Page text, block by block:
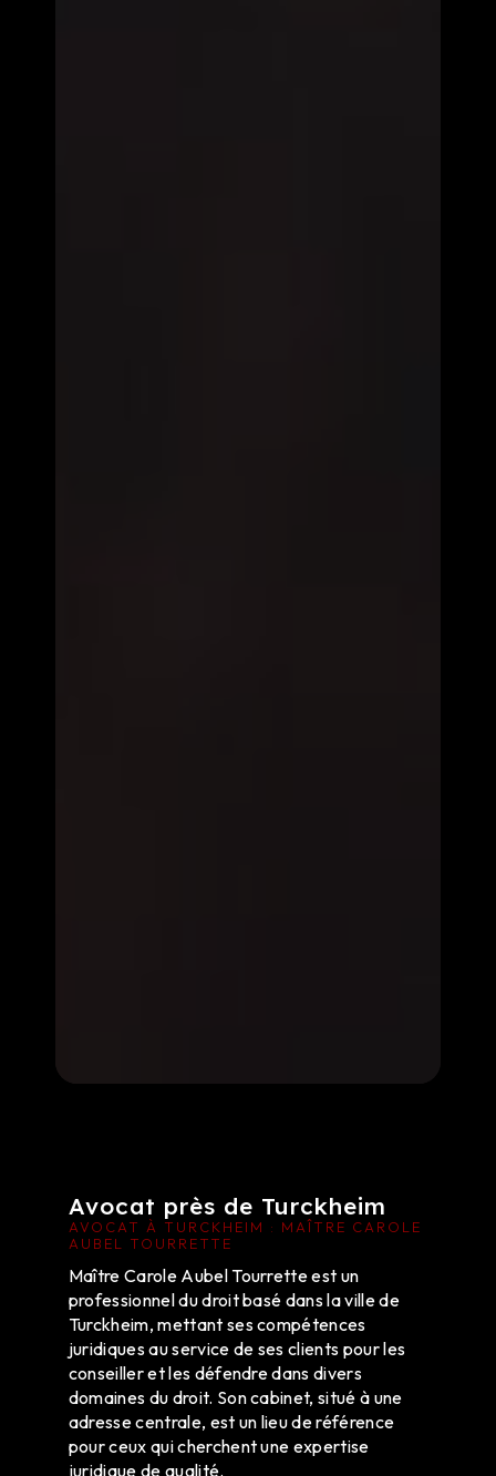
Avocat près de Turckheim
AVOCAT À TURCKHEIM : MAÎTRE CAROLE
AUBEL TOURRETTE
Maître Carole Aubel Tourrette est un
professionnel du droit basé dans la ville de
Turckheim, mettant ses compétences
juridiques au service de ses clients pour les
conseiller et les défendre dans divers
domaines du droit. Son cabinet, situé à une
adresse centrale, est un lieu de référence
pour ceux qui cherchent une expertise
juridique de qualité.